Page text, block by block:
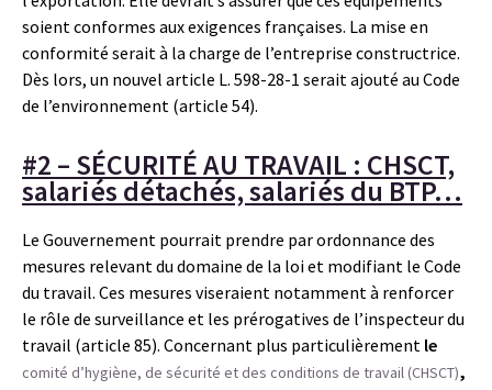
soient conformes aux exigences françaises. La mise en
conformité serait à la charge de l’entreprise constructrice.
Dès lors, un nouvel article L. 598-28-1 serait ajouté au Code
de l’environnement (article 54).
#2 – SÉCURITÉ AU TRAVAIL : CHSCT,
salariés détachés, salariés du BTP…
Le Gouvernement pourrait prendre par ordonnance des
mesures relevant du domaine de la loi et modifiant le Code
du travail. Ces mesures viseraient notamment à renforcer
le rôle de surveillance et les prérogatives de l’inspecteur du
travail (article 85). Concernant plus particulièrement le
comité d’hygiène, de sécurité et des conditions de travail (CHSCT),